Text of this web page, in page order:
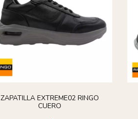
ZAPATILLA EXTREME02 RINGO
CUERO